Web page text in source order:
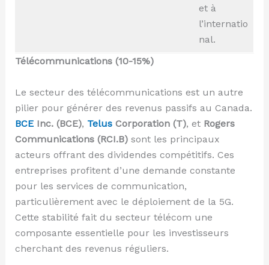
et à
l’internatio
nal.
Télécommunications (10-15%)
Le secteur des télécommunications est un autre
pilier pour générer des revenus passifs au Canada.
BCEInc. (BCE), TelusCorporation (T), et Rogers
Communications (RCI.B)sont les principaux
acteurs offrant des dividendes compétitifs. Ces
entreprises profitent d’une demande constante
pour les services de communication,
particulièrement avec le déploiement de la 5G.
Cette stabilité fait du secteur télécom une
composante essentielle pour les investisseurs
cherchant des revenus réguliers.